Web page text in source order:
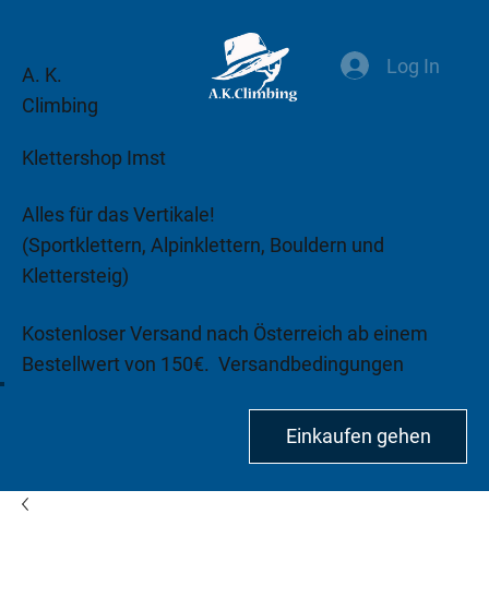
A. K.
Climbing
Klettershop Imst
Alles für das Vertikale!
(Sportklettern, Alpinklettern, Bouldern und
Klettersteig)
Kostenloser Versand nach Österreich ab einem
Bestellwert von 150€. Versandbedingungen
Log In
Einkaufen gehen